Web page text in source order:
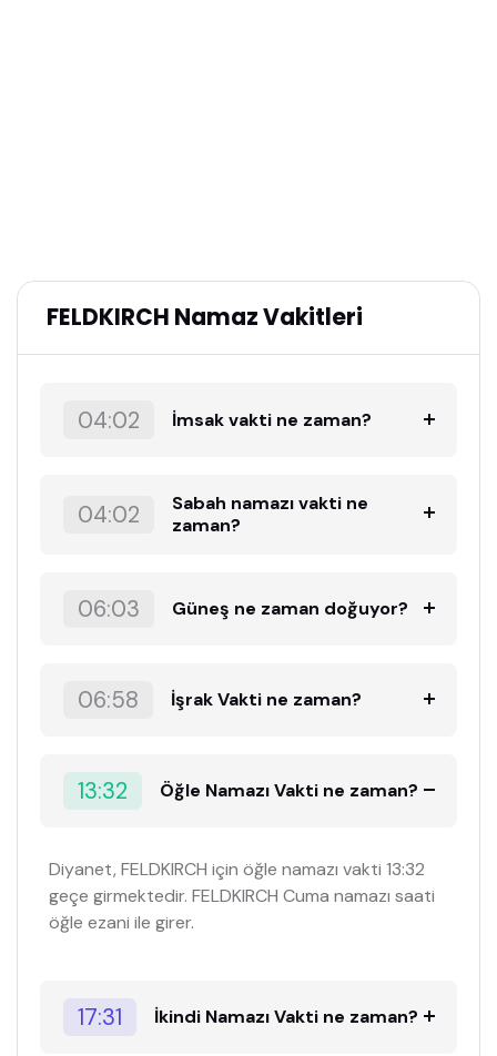
FELDKIRCH Namaz Vakitleri
04:02 İmsak vakti ne zaman?
04:02
Sabah namazı vakti ne
zaman?
06:03 Güneş ne zaman doğuyor?
06:58 İşrak Vakti ne zaman?
13:32 Öğle Namazı Vakti ne zaman?
Diyanet, FELDKIRCH için öğle namazı vakti 13:32
geçe girmektedir. FELDKIRCH Cuma namazı saati
öğle ezani ile girer.
17:31 İkindi Namazı Vakti ne zaman?